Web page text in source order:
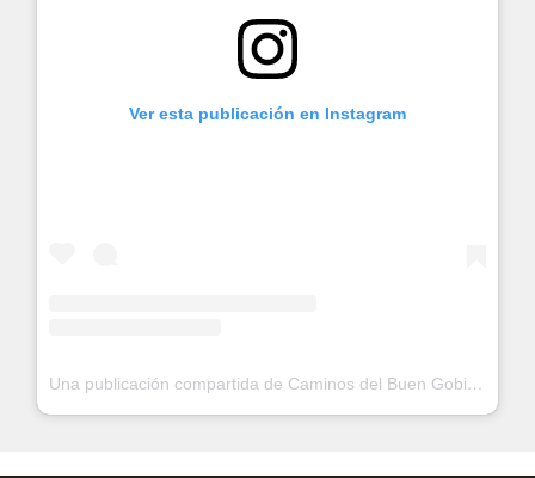
Ver esta publicación en Instagram
Una publicación compartida de Caminos del Buen Gobierno y la Buena Vecindad (@buengobierno_buenavecindad)